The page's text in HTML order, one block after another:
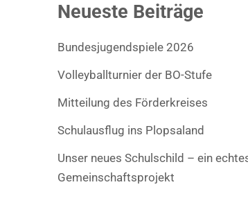
Neueste Beiträge
Bundesjugendspiele 2026
Volleyballturnier der BO-Stufe
Mitteilung des Förderkreises
Schulausflug ins Plopsaland
Unser neues Schulschild – ein
Gemeinschaftsprojekt